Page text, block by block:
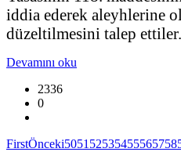
iddia ederek aleyhlerine
düzeltilmesini talep ettiler.
Devamını oku
2336
0
FirstÖnceki5051 52535455565758